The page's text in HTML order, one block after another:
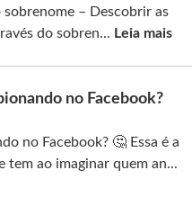
– Descobrir as
do sobren... Leia mais
no Facebook?
no Facebook? 🤔 Essa é a
tem ao imaginar quem an...